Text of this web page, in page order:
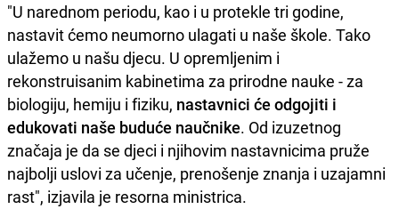
"U narednom periodu, kao i u protekle tri godine,
nastavit ćemo neumorno ulagati u naše škole. Tako
ulažemo u našu djecu. U opremljenim i
rekonstruisanim kabinetima za prirodne nauke - za
biologiju, hemiju i fiziku, nastavnici će odgojiti i
edukovati naše buduće naučnike. Od izuzetnog
značaja je da se djeci i njihovim nastavnicima pruže
najbolji uslovi za učenje, prenošenje znanja i uzajamni
rast", izjavila je resorna ministrica.